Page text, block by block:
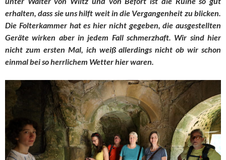
erhalten, dass sie uns hilft weit in die Vergangenheit zu blicken.
Die Folterkammer hat es hier nicht gegeben, die ausgestellten
Geräte wirken aber in jedem Fall schmerzhaft. Wir sind hier
nicht zum ersten Mal, ich weiß allerdings nicht ob wir schon
einmal bei so herrlichem Wetter hier waren.